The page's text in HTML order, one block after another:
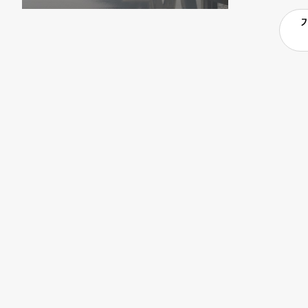
회를 통과하
있게 됐다.
선포 ▲위기
계획 수립